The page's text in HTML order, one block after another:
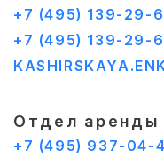
+7 (495) 139-29-
+7 (495) 139-29-
Отдел аренды
+7 (495) 937-04-